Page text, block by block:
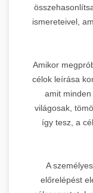
ismereteivel,
Amikor
célok leírása
amit minden
világosak,
így tesz, a
A
előrelépést